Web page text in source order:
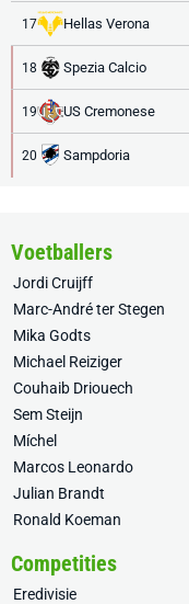
17 Hellas Verona
18 Spezia Calcio
19 US Cremonese
20 Sampdoria
Voetballers
Jordi Cruijff
Marc-André ter Stegen
Mika Godts
Michael Reiziger
Couhaib Driouech
Sem Steijn
Míchel
Marcos Leonardo
Julian Brandt
Ronald Koeman
Competities
Eredivisie